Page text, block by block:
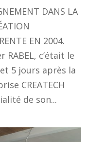
DANS LA
EN 2004.
RABEL, c’était le
5 jours après la
CREATECH
de son...